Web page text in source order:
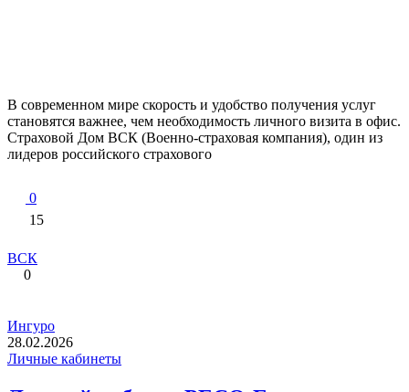
В современном мире скорость и удобство получения услуг
становятся важнее, чем необходимость личного визита в офис.
Страховой Дом ВСК (Военно-страховая компания), один из
лидеров российского страхового
0
15
ВСК
0
Ингуро
28.02.2026
Личные кабинеты